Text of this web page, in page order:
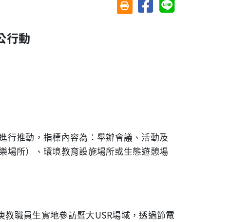
友善列印(另開視窗)
行動
行推動，指標內容為：舉辦會議、活動及
場所）、環境教育設施場所或生態遊憩場
教職員生實地參訪暨大USR場域，透過節電